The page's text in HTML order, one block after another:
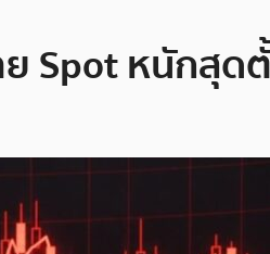
Spot หนักสุ